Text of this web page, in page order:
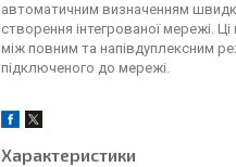
автоматичним визначенням
створення інтегрованої мережі.
між повним та напівдуплексним
підключеного до мережі.
Характеристики